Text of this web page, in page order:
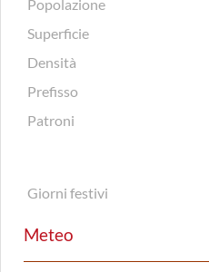
Popolazione
Superficie
Densità
Prefisso
Patroni
Giorni festivi
Meteo